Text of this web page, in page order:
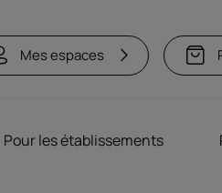
Mes espaces
Pour les établissements